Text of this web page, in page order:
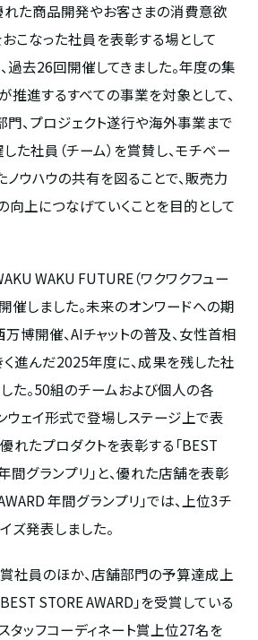
優れた商品開発やお客さまの消費意欲
こなった社員を表彰する場として
過去26回開催してきました。年度の集
推進するすべての事業を対象として、
門、プロジェクト遂行や海外事業まで
た社員（チーム）を賞賛し、モチベー
ノウハウの共有を図ることで、販売力
向上につなげていくことを目的として
WAKU FUTURE（ワクワクフュー
催しました。未来のオンワードへの期
万博開催、AIチャットの普及、女性首相
進んだ2025年度に、成果を残した社
た。50組のチームおよび個人の各
ウェイ形式で登場しステージ上で表
れたプロダクトを表彰する「BEST
間グランプリ」と、優れた店舗を表彰
年間グランプリ」では、上位3チ
ズ発表しました。
社員のほか、店舗部門の予算達成上
BEST STORE AWARD 」を受賞している
タッフコーディネート賞上位27名を